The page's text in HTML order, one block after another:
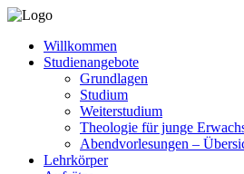
Willkommen
Studienangebote
Grundlagen
Studium
Weiterstudium
Theologie für junge
Abendvorlesungen –
Lehrkörper